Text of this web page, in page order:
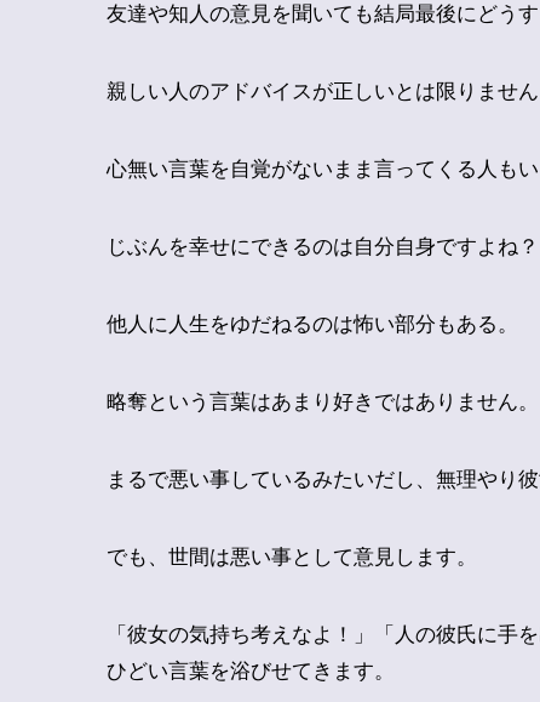
友達や知人の意見を聞いても結局最後にどう
親しい人のアドバイスが正しいとは限りません
心無い言葉を自覚がないまま言ってくる人もい
じぶんを幸せにできるのは自分自身ですよね？
他人に人生をゆだねるのは怖い部分もある。
略奪という言葉はあまり好きではありません。
まるで悪い事しているみたいだし、無理やり
でも、世間は悪い事として意見します。
「彼女の気持ち考えなよ！」「人の彼氏に手
ひどい言葉を浴びせてきます。